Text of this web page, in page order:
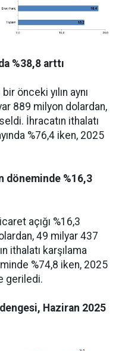
%38,8 arttı
önceki yılın aynı
889 milyon dolardan,
İhracatın ithalatı
%76,4 iken, 2025
döneminde %16,3
açığı %16,3
49 milyar 437
ithalatı karşılama
%74,8 iken, 2025
geriledi.
Haziran 2025